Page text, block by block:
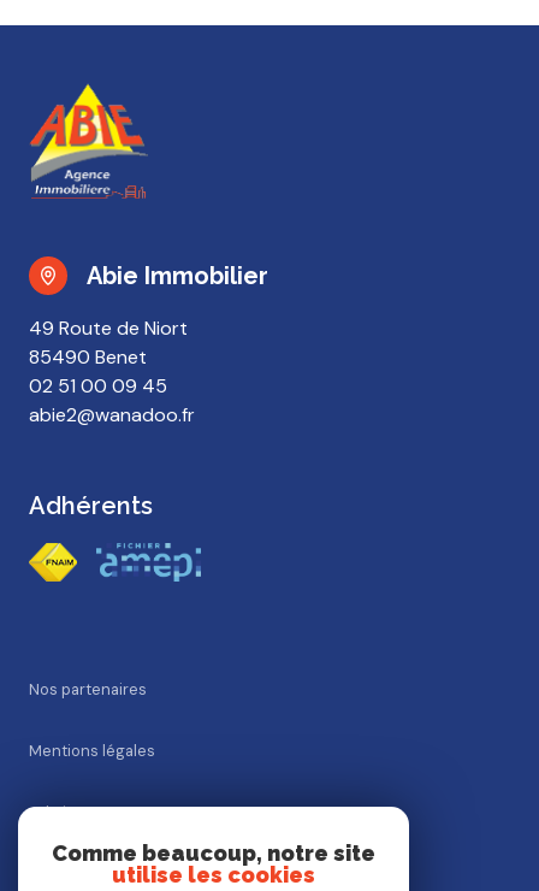
Abie Immobilier
02 51 00 09 45
abie2@wanadoo.fr
49 Route de Niort
85490 Benet
Adhérents
Nos partenaires
Mentions légales
Admin
Nos honoraires
Comme beaucoup, notre site
utilise les cookies